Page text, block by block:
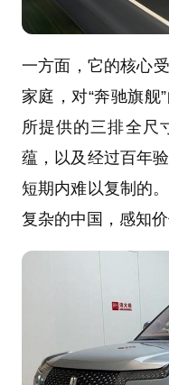
一方面，它的核心
家庭，对“奔驰旗舰
所提供的三排全尺
蕴，以及经过百年
短期内难以复制的
复杂的中国，感知价